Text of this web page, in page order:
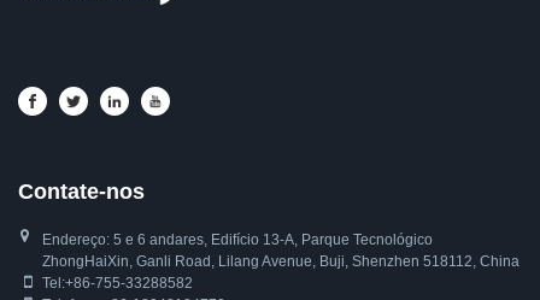
Contate-nos
Endereço: 5 e 6 andares, Edifício 13-A, Parque Tecnológico
ZhongHaiXin, Ganli Road, Lilang Avenue, Buji, Shenzhen 518112, China
Tel:+86-755-33288582